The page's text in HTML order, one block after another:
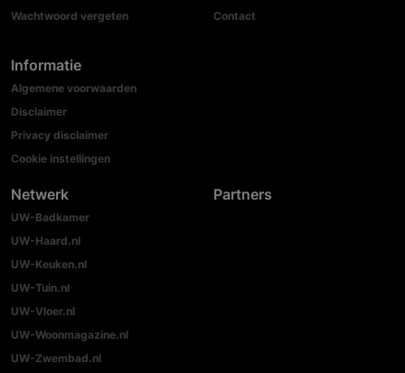
Wachtwoord vergeten
Informatie
Algemene voorwaarden
Disclaimer
Privacy disclaimer
Cookie instellingen
Contact
Netwerk
UW-Badkamer
UW-Haard.nl
UW-Keuken.nl
UW-Tuin.nl
UW-Vloer.nl
UW-Woonmagazine.nl
UW-Zwembad.nl
Partners